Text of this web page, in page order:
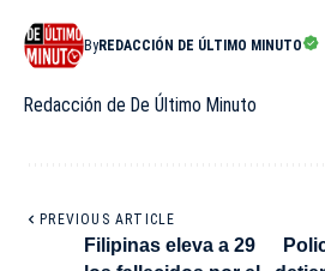
ByREDACCIÓN DE ÚLTIMO MINUTO
Redacción de De Último Minuto
PREVIOUS ARTICLE
Filipinas eleva a 29